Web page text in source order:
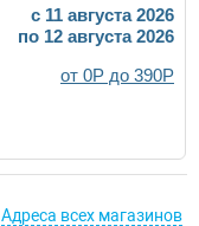
c 11 августа 2026
по 12 августа 2026
от 0Р до 390Р
Адреса всех магазинов